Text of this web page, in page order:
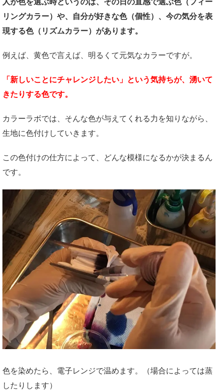
リングカラー）や、自分が好きな色（個性）、今の気分を表
現する色（リズムカラー）があります。
例えば、黄色で言えば、明るくて元気なカラーですが。
「新しいことにチャレンジしたい」という気持ちが、湧いて
きたりする色です。
カラーラボでは、そんな色が与えてくれる力を知りながら、
生地に色付けしていきます。
この色付けの仕方によって、どんな模様になるかが決まるん
です。
色を染めたら、電子レンジで温めます。（場合によっては蒸
したりします）